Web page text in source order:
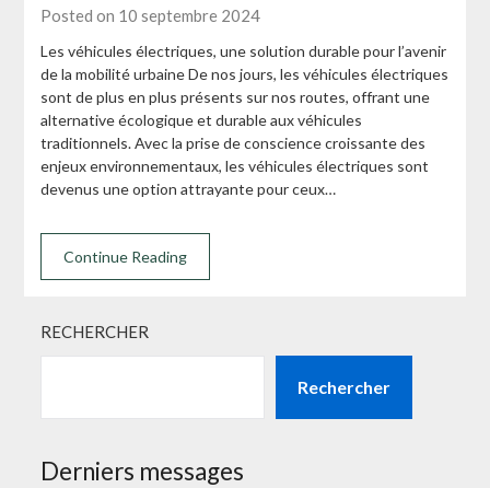
Posted on 10 septembre 2024
Les véhicules électriques, une solution durable pour l’avenir
de la mobilité urbaine De nos jours, les véhicules électriques
sont de plus en plus présents sur nos routes, offrant une
alternative écologique et durable aux véhicules
traditionnels. Avec la prise de conscience croissante des
enjeux environnementaux, les véhicules électriques sont
devenus une option attrayante pour ceux…
Continue Reading
RECHERCHER
Rechercher
Derniers messages